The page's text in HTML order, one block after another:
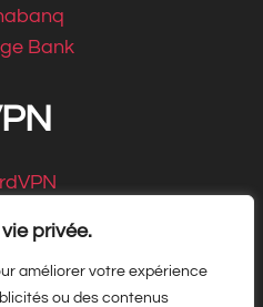
privée.
améliorer votre expérience
ou des contenus
Bank